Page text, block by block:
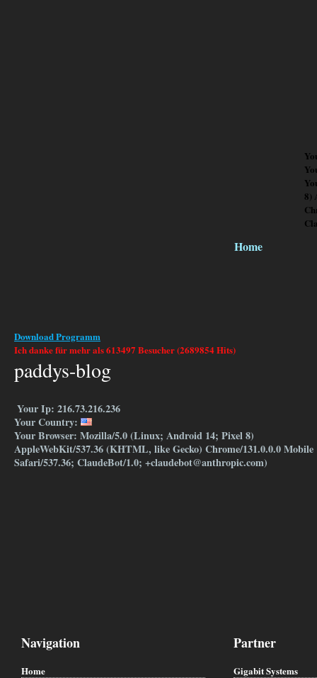
8)
Home
Download Programm
Ich danke für mehr als 613497 Besucher (2689854 Hits)
paddys-blog
Your Ip: 216.73.216.236
Your Country:
Your Browser: Mozilla/5.0 (Linux; Android 14; Pixel 8)
AppleWebKit/537.36 (KHTML, like Gecko) Chrome/131.0.0.0 Mobile
Safari/537.36; ClaudeBot/1.0; +claudebot@anthropic.com)
Navigation
Home
Partner
Gigabit Systems